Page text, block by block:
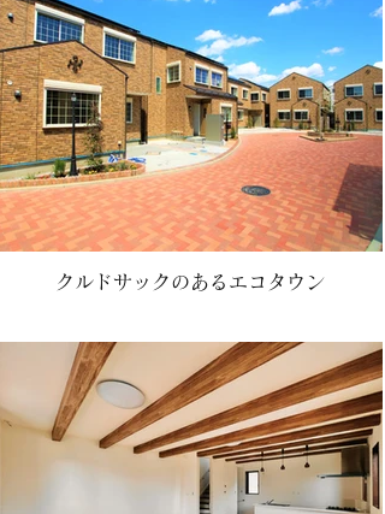
クルドサックのあるエコタウン